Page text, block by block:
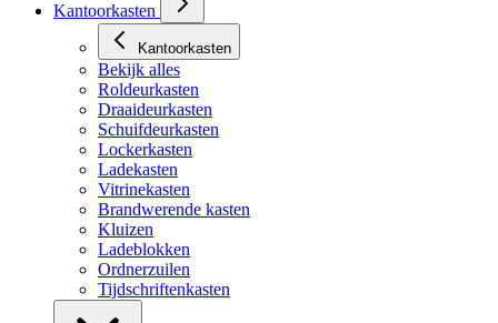
Kantoorkasten
Kantoorkasten
Bekijk alles
Roldeurkasten
Draaideurkasten
Schuifdeurkasten
Lockerkasten
Ladekasten
Vitrinekasten
Brandwerende kasten
Kluizen
Ladeblokken
Ordnerzuilen
Tijdschriftenkasten